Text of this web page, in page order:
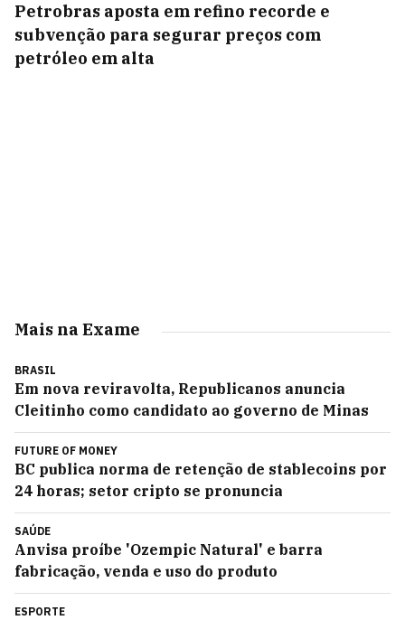
Petrobras aposta em refino recorde e
subvenção para segurar preços com
petróleo em alta
Mais na Exame
BRASIL
Em nova reviravolta, Republicanos anuncia
Cleitinho como candidato ao governo de Minas
FUTURE OF MONEY
BC publica norma de retenção de stablecoins por
24 horas; setor cripto se pronuncia
SAÚDE
Anvisa proíbe 'Ozempic Natural' e barra
fabricação, venda e uso do produto
ESPORTE